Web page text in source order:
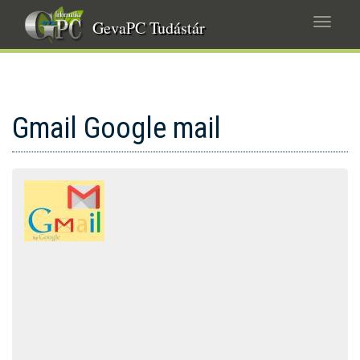
tartalomra
GevaPC Tudástár
Gmail Google mail